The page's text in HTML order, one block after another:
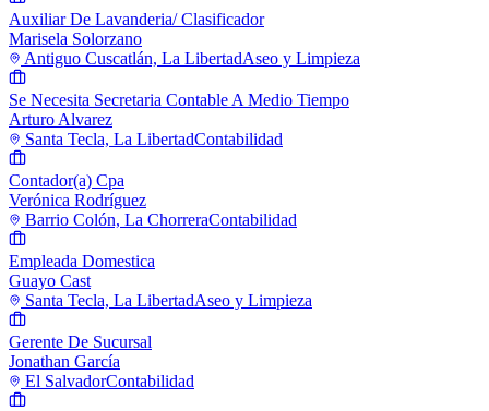
Auxiliar De Lavanderia/ Clasificador
Marisela Solorzano
Antiguo Cuscatlán, La LibertadAseo y Limpieza
Se Necesita Secretaria Contable A Medio Tiempo
Arturo Alvarez
Santa Tecla, La LibertadContabilidad
Contador(a) Cpa
Verónica Rodríguez
Barrio Colón, La ChorreraContabilidad
Empleada Domestica
Guayo Cast
Santa Tecla, La LibertadAseo y Limpieza
Gerente De Sucursal
Jonathan García
El SalvadorContabilidad